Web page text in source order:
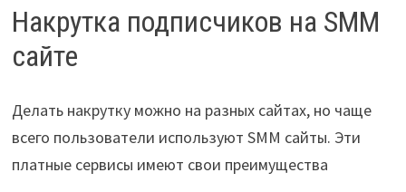
Накрутка подписчиков на SMM
сайте
Делать накрутку можно на разных сайтах, но чаще
всего пользователи используют SMM сайты. Эти
платные сервисы имеют свои преимущества